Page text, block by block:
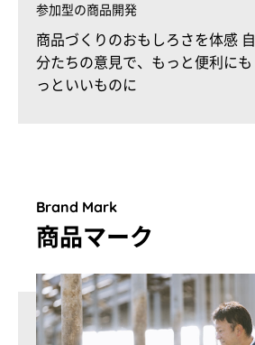
参加型の商品開発
商品づくりのおもしろさを体感 自
分たちの意見で、もっと便利にも
っといいものに
Brand Mark
商品マーク